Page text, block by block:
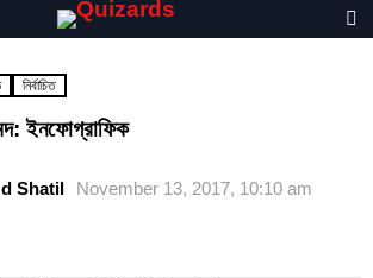
নির্বাচিত
ইনফোগ্রাফিক
Shatil November 13, 2017, 10:10 am